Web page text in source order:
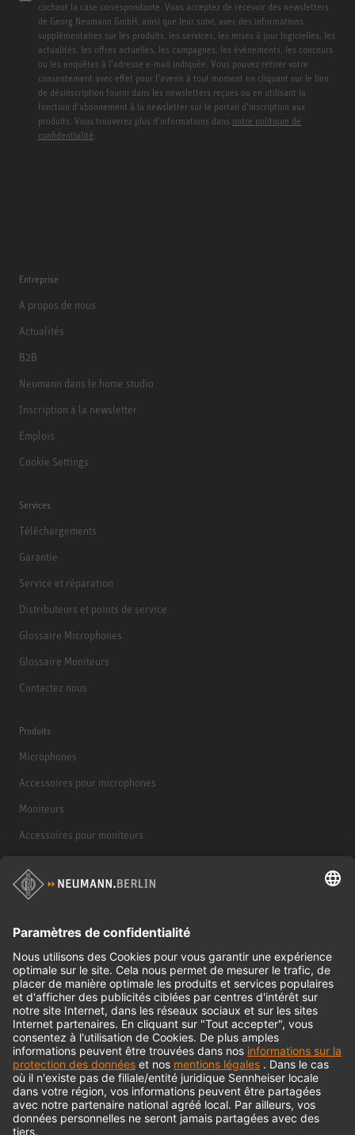
cochant la case correspondante. Vous acceptez de recevoir des newsletters
de Georg Neumann GmbH, ainsi que leur suivi, avec des informations
supplémentaires sur les produits, les services, les mises à jour logicielles, les
actualités, les offres actuelles, les campagnes, les événements, les concours
ou les enquêtes à l’adresse e-mail indiquée. Vous pouvez retirer votre
consentement avec effet pour l’avenir à tout moment en cliquant sur le lien
de désinscription fourni dans les newsletters reçues ou en utilisant la
fonction d’abonnement à la newsletter sur le portail d’inscription aux
produits. Vous trouverez plus d’informations dans notre politique de
confidentialité.
Entreprise
A propos de nous
Actualités
B2B
Neumann dans le home studio
Inscription à la newsletter
Emplois
Cookie Settings
Services
Téléchargements
Garantie
Service et réparation
Distributeurs et points de service
Glossaire Microphones
Glossaire Moniteurs
Contactez nous
Produits
Microphones
Accessoires pour microphones
Moniteurs
Accessoires pour moniteurs
Produits historiques
© 2018 - 2026Georg Neumann GmbH